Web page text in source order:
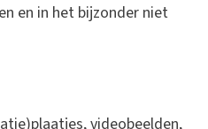
en in het bijzonder niet
videobeelden,